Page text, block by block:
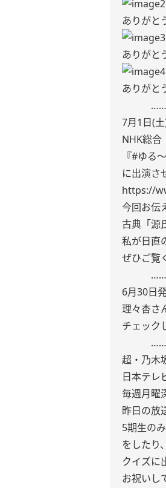
ありが
ありが
ありがと
7月1日(
NHK総
『#ゆる
に出演さ
https://
今回お伝
古典「源
私が日直
ぜひご覧
6月30日
理々杏さ
チェック
超・乃木
日本テレ
毎週月曜
昨日の放
5期生の
をしたり
クイズに
お祝いし